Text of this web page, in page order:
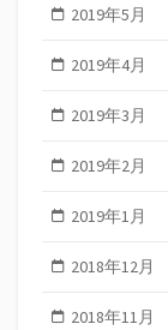
2019年5月
2019年4月
2019年3月
2019年2月
2019年1月
2018年12月
2018年11月